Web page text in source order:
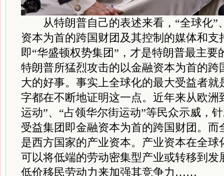
从特朗普自己的表述来看，“全球化”
资本为首的跨国财团及其控制的媒体和支
即“华盛顿权势集团”，才是特朗普最主要
特朗普所猛烈攻击的以金融资本为首的跨
大的好事。事实上全球化的最大受益者就
字都在不断地证明这一点。近年来从欧洲
运动”、“占领华尔街运动”等民众示威，
受益集团即金融资本为首的跨国财团。而
是西方国家的产业资本。产业资本在全球
可以将低端的劳动密集型产业或转移到发
低价移民劳动力来加强其竞争力……